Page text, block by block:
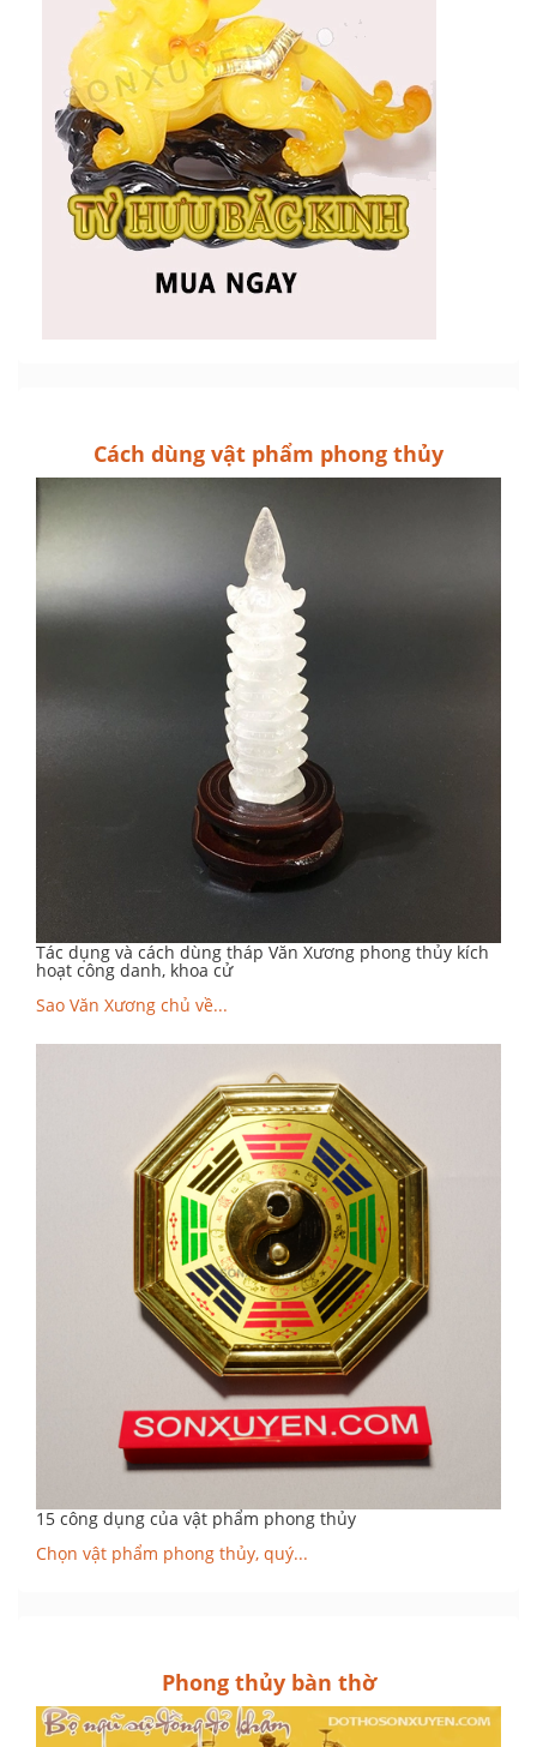
Cách dùng vật phẩm phong thủy
Tác dụng và cách dùng tháp Văn Xương phong thủy kích
hoạt công danh, khoa cử
Sao Văn Xương chủ về...
15 công dụng của vật phẩm phong thủy
Chọn vật phẩm phong thủy, quý...
Phong thủy bàn thờ